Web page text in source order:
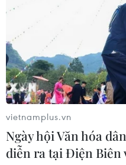
vietnamplus.vn
Ngày hội Văn hóa
diễn ra tại Điện Biên